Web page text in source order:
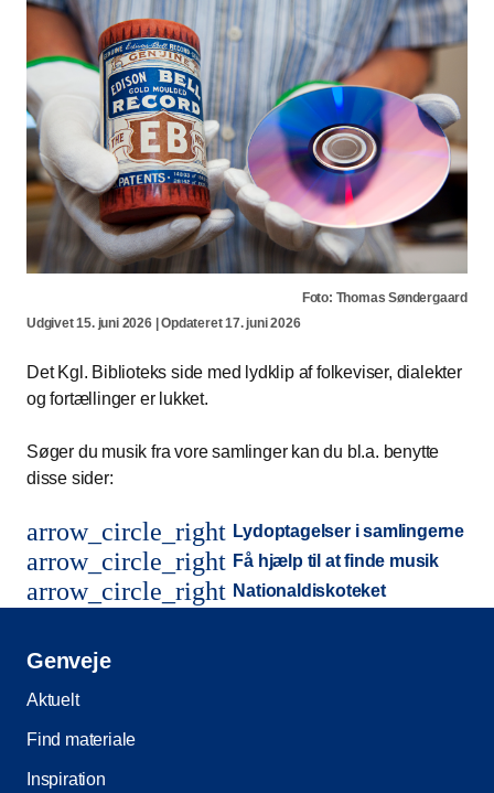
Foto: Thomas Søndergaard
Udgivet 15. juni 2026 | Opdateret 17. juni 2026
Det Kgl. Biblioteks side med lydklip af folkeviser, dialekter
og fortællinger er lukket.
Søger du musik fra vore samlinger kan du bl.a. benytte
disse sider:
arrow_circle_right Lydoptagelser i samlingerne
arrow_circle_right Få hjælp til at finde musik
arrow_circle_right Nationaldiskoteket
Genveje
Aktuelt
Find materiale
Inspiration